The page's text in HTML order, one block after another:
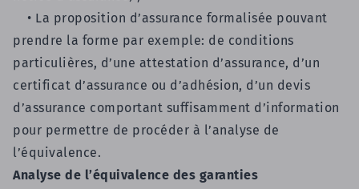
• La proposition d’assurance formalisée pouvant
prendre la forme par exemple: de conditions
particulières, d’une attestation d’assurance, d’un
certificat d’assurance ou d’adhésion, d’un devis
d’assurance comportant suffisamment d’information
pour permettre de procéder à l’analyse de
l’équivalence.
Analyse de l’équivalence des garanties